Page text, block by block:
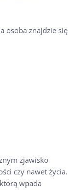
osoba znajdzie się
zjawisko
czy nawet życia.
wpada